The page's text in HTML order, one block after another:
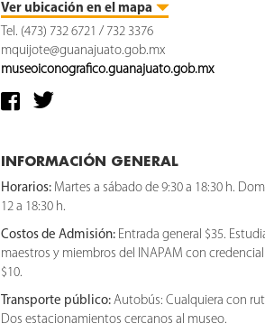
Ver ubicación en el mapa
Tel. (473) 732 6721 / 732 3376
mquijote@guanajuato.gob.mx
museoiconografico.guanajuato.gob.mx
INFORMACIÓN GENERAL
Horarios: Martes a sábado de 9:30 a 18:30 h.
12 a 18:30 h.
Costos de Admisión: Entrada general $35.
maestros y miembros del INAPAM con
$10.
Transporte público: Autobús: Cualquiera con
Dos estacionamientos cercanos al museo.